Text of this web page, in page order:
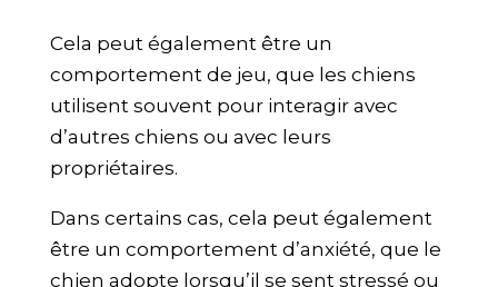
Cela peut également être un
comportement de jeu, que les chiens
utilisent souvent pour interagir avec
d’autres chiens ou avec leurs
propriétaires.
Dans certains cas, cela peut également
être un comportement d’anxiété, que le
chien adopte lorsqu’il se sent stressé ou